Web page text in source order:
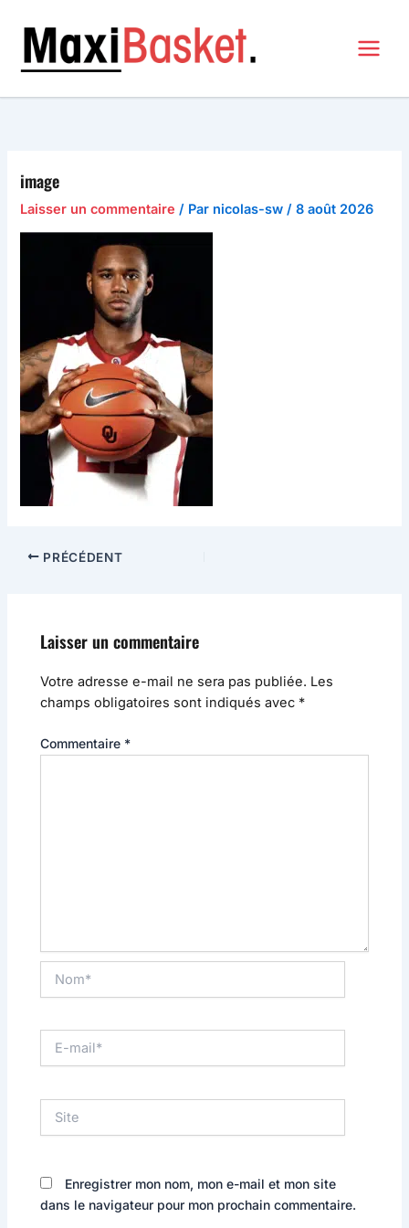
contenu
MAXI BASKET
image
Laisser un commentaire / Par nicolas-sw/8 août 2026
PRÉCÉDENT
Laisser un commentaire
Votre adresse e-mail ne sera pas publiée. Les
champs obligatoires sont indiqués avec *
Commentaire *
mail*
Enregistrer mon nom, mon e-mail et mon site
dans le navigateur pour mon prochain commentaire.